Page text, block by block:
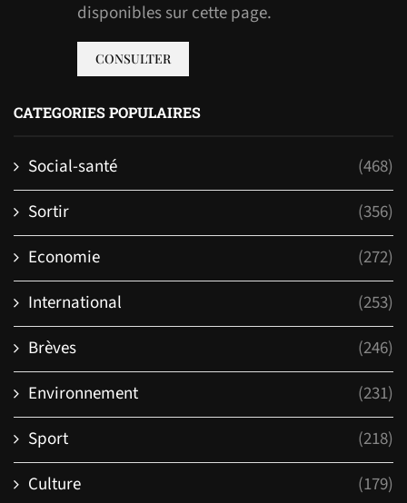
disponibles sur cette page.
CONSULTER
CATEGORIES POPULAIRES
Social-santé
(468)
Sortir
(356)
Economie
(272)
International
(253)
Brèves
(246)
Environnement
(231)
Sport
(218)
Culture
(179)